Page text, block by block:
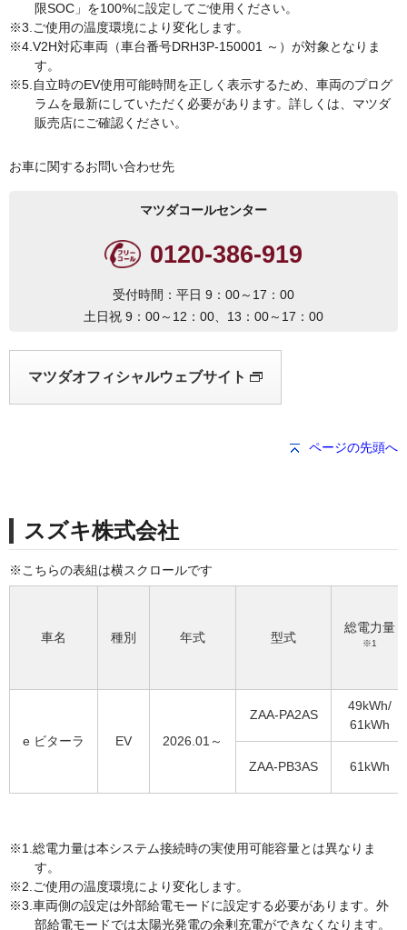
限SOC」を100%に設定してご使用ください。
ご使用の温度環境により変化します。
V2H対応車両（車台番号DRH3P-150001 ～）が対象となりま
す。
自立時のEV使用可能時間を正しく表示するため、車両のプログ
ラムを最新にしていただく必要があります。詳しくは、マツダ
販売店にご確認ください。
お車に関するお問い合わせ先
マツダコールセンター
0120-386-919
受付時間：平日 9：00～17：00
土日祝 9：00～12：00、13：00～17：00
マツダオフィシャルウェブサイト
ページの先頭へ
スズキ株式会社
車名 種別 年式 型式
総電力量
※1
e ビターラ EV 2026.01～
ZAA-PA2AS
49kWh/
61kWh
ZAA-PB3AS 61kWh
総電力量は本システム接続時の実使用可能容量とは異なりま
す。
ご使用の温度環境により変化します。
車両側の設定は外部給電モードに設定する必要があります。外
部給電モードでは太陽光発電の余剰充電ができなくなります。